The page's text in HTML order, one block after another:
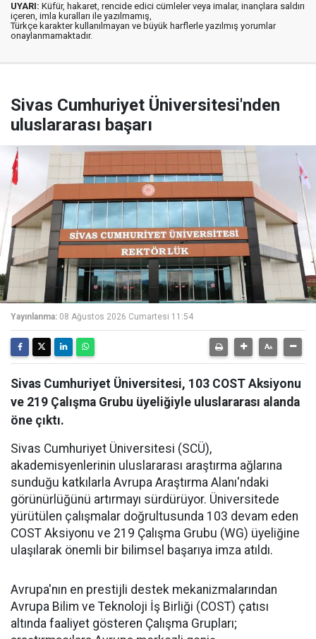
UYARI: Küfür, hakaret, rencide edici cümleler veya imalar, inançlara saldırı
içeren, imla kuralları ile yazılmamış,
Türkçe karakter kullanılmayan ve büyük harflerle yazılmış yorumlar
onaylanmamaktadır.
Sivas Cumhuriyet Üniversitesi'nden
uluslararası başarı
Yayınlanma: 08 Ağustos 2026 Cumartesi 11:54
Sivas Cumhuriyet Üniversitesi, 103 COST Aksiyonu
ve 219 Çalışma Grubu üyeliğiyle uluslararası alanda
öne çıktı.
Sivas Cumhuriyet Üniversitesi (SCÜ),
akademisyenlerinin uluslararası araştırma ağlarına
sunduğu katkılarla Avrupa Araştırma Alanı'ndaki
görünürlüğünü artırmayı sürdürüyor. Üniversitede
yürütülen çalışmalar doğrultusunda 103 devam eden
COST Aksiyonu ve 219 Çalışma Grubu (WG) üyeliğine
ulaşılarak önemli bir bilimsel başarıya imza atıldı.
Avrupa'nın en prestijli destek mekanizmalarından
Avrupa Bilim ve Teknoloji İş Birliği (COST) çatısı
altında faaliyet gösteren Çalışma Grupları;